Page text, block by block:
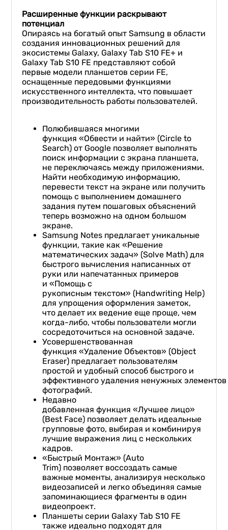
Расширенные функции раскрывают
потенциал
Опираясь на богатый опыт Samsung в области
создания инновационных решений для
экосистемы Galaxy, Galaxy Tab S10 FE+ и
Galaxy Tab S10 FE представляют собой
первые модели планшетов серии FE,
оснащенные передовыми функциями
искусственного интеллекта, что повышает
производительность работы пользователей.
Полюбившаяся многими
функция «Обвести и найти» (Circle to
Search) от Google позволяет выполнять
поиск информации с экрана планшета,
не переключаясь между приложениями.
Найти необходимую информацию,
перевести текст на экране или получить
помощь с выполнением домашнего
задания путем пошаговых объяснений
теперь возможно на одном большом
экране.
Samsung Notes предлагает уникальные
функции, такие как «Решение
математических задач» (Solve Math) для
быстрого вычисления написанных от
руки или напечатанных примеров
и «Помощь с
рукописным текстом» (Handwriting Help)
для упрощения оформления заметок,
что делает их ведение еще проще, чем
когда-либо, чтобы пользователи могли
сосредоточиться на основной задаче.
Усовершенствованная
функция «Удаление Объектов» (Object
Eraser) предлагает пользователям
простой и удобный способ быстрого и
эффективного удаления ненужных элементов
фотографий.
Недавно
добавленная функция «Лучшее лицо»
(Best Face) позволяет делать идеальные
групповые фото, выбирая и комбинируя
лучшие выражения лиц с нескольких
кадров.
«Быстрый Монтаж» (Auto
Trim) позволяет воссоздать самые
важные моменты, анализируя несколько
видеозаписей и легко объединяя самые
запоминающиеся фрагменты в один
видеопроект.
Планшеты серии Galaxy Tab S10 FE
также идеально подходят для